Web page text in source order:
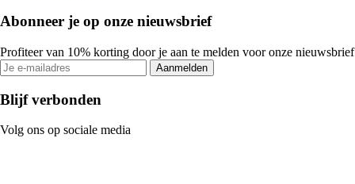
Abonneer je op onze nieuwsbrief
Profiteer van 10% korting door je aan te melden voor onze nieuwsbrief
Aanmelden
Blijf verbonden
Volg ons op sociale media